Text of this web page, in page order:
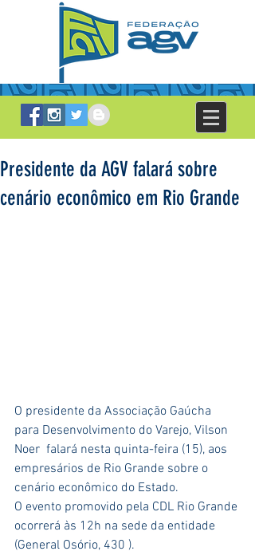
Presidente da AGV falará sobre
cenário econômico em Rio Grande
O presidente da Associação Gaúcha
para Desenvolvimento do Varejo, Vilson
Noer  falará nesta quinta-feira (15), aos
empresários de Rio Grande sobre o
cenário econômico do Estado.
O evento promovido pela CDL Rio Grande
ocorrerá às 12h na sede da entidade
(General Osório, 430 ).